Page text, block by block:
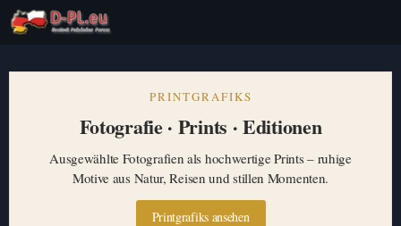
PRINTGRAFIKS
Fotografie · Prints · Editionen
Ausgewählte Fotografien als hochwertige Prints – ruhige
Motive aus Natur, Reisen und stillen Momenten.
Printgrafiks ansehen